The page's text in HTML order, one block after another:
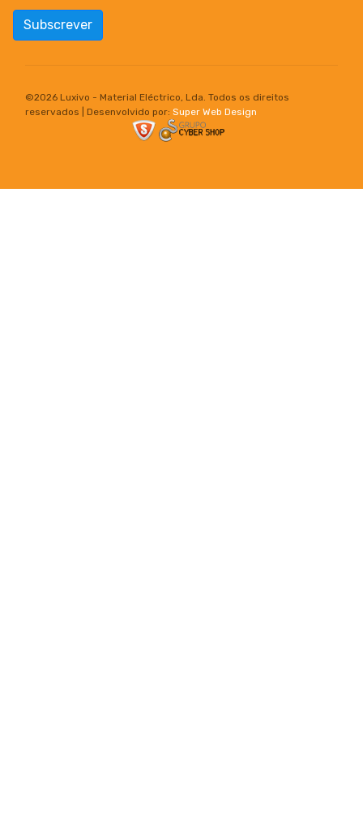
Subscrever
©2026 Luxivo - Material Eléctrico, Lda. Todos os direitos
reservados | Desenvolvido por: Super Web Design